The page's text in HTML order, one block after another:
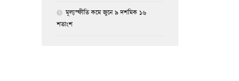
মূল্যস্ফীতি কমে জুনে ৯ দশমিক ১৬
শতাংশ